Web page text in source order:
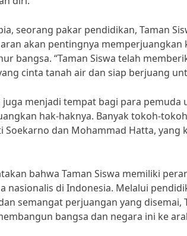
seorang pakar pendidikan, Taman
akan pentingnya
bangsa. “Taman Siswa telah
cinta tanah air dan siap berjuang
juga menjadi tempat bagi para pemuda
hak-haknya. Banyak tokoh-
Soekarno dan Mohammad Hatta,
bahwa Taman Siswa memiliki
nasionalis di Indonesia. Melalui
semangat perjuangan yang disemai,
bangsa dan negara ini ke